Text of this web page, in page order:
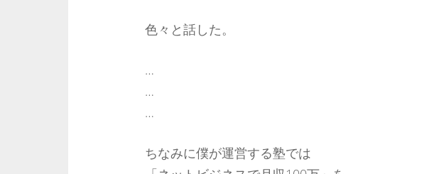
色々と話した。
…
…
…
ちなみに僕が運営する塾では